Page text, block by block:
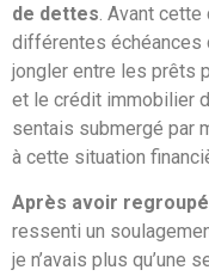
de dettes . Avant
différentes échéances
jongler entre les prêts
et le crédit immobilier
sentais submergé par
à cette situation
Après avoir
ressenti un
je n’avais plus qu’une